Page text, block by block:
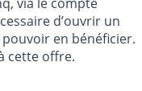
sans risque pour
via le compte
d’ouvrir un
en bénéficier.
offre.